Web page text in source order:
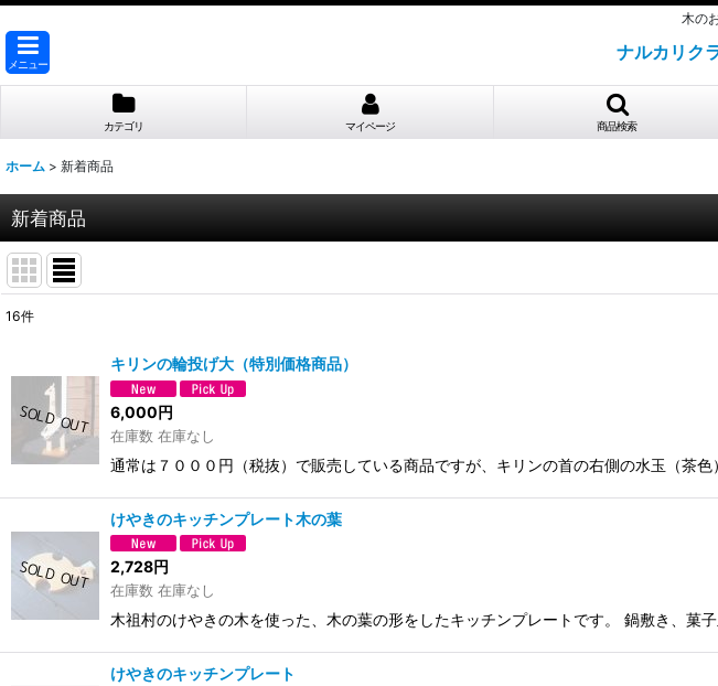
木の
メニュー
ナルカリク
カテゴリ マイページ 商品検索
ホーム > 新着商品
新着商品
並び順
16件
キリンの輪投げ大（特別価格商品）
6,000円
在庫数 在庫なし
通常は７０００円（税抜）で販売している商品ですが、キリンの首の右側の水玉（茶
けやきのキッチンプレート木の葉
2,728円
在庫数 在庫なし
木祖村のけやきの木を使った、木の葉の形をしたキッチンプレートです。 鍋敷き、
けやきのキッチンプレート